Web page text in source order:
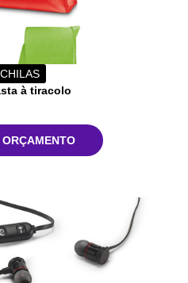
à tiracolo